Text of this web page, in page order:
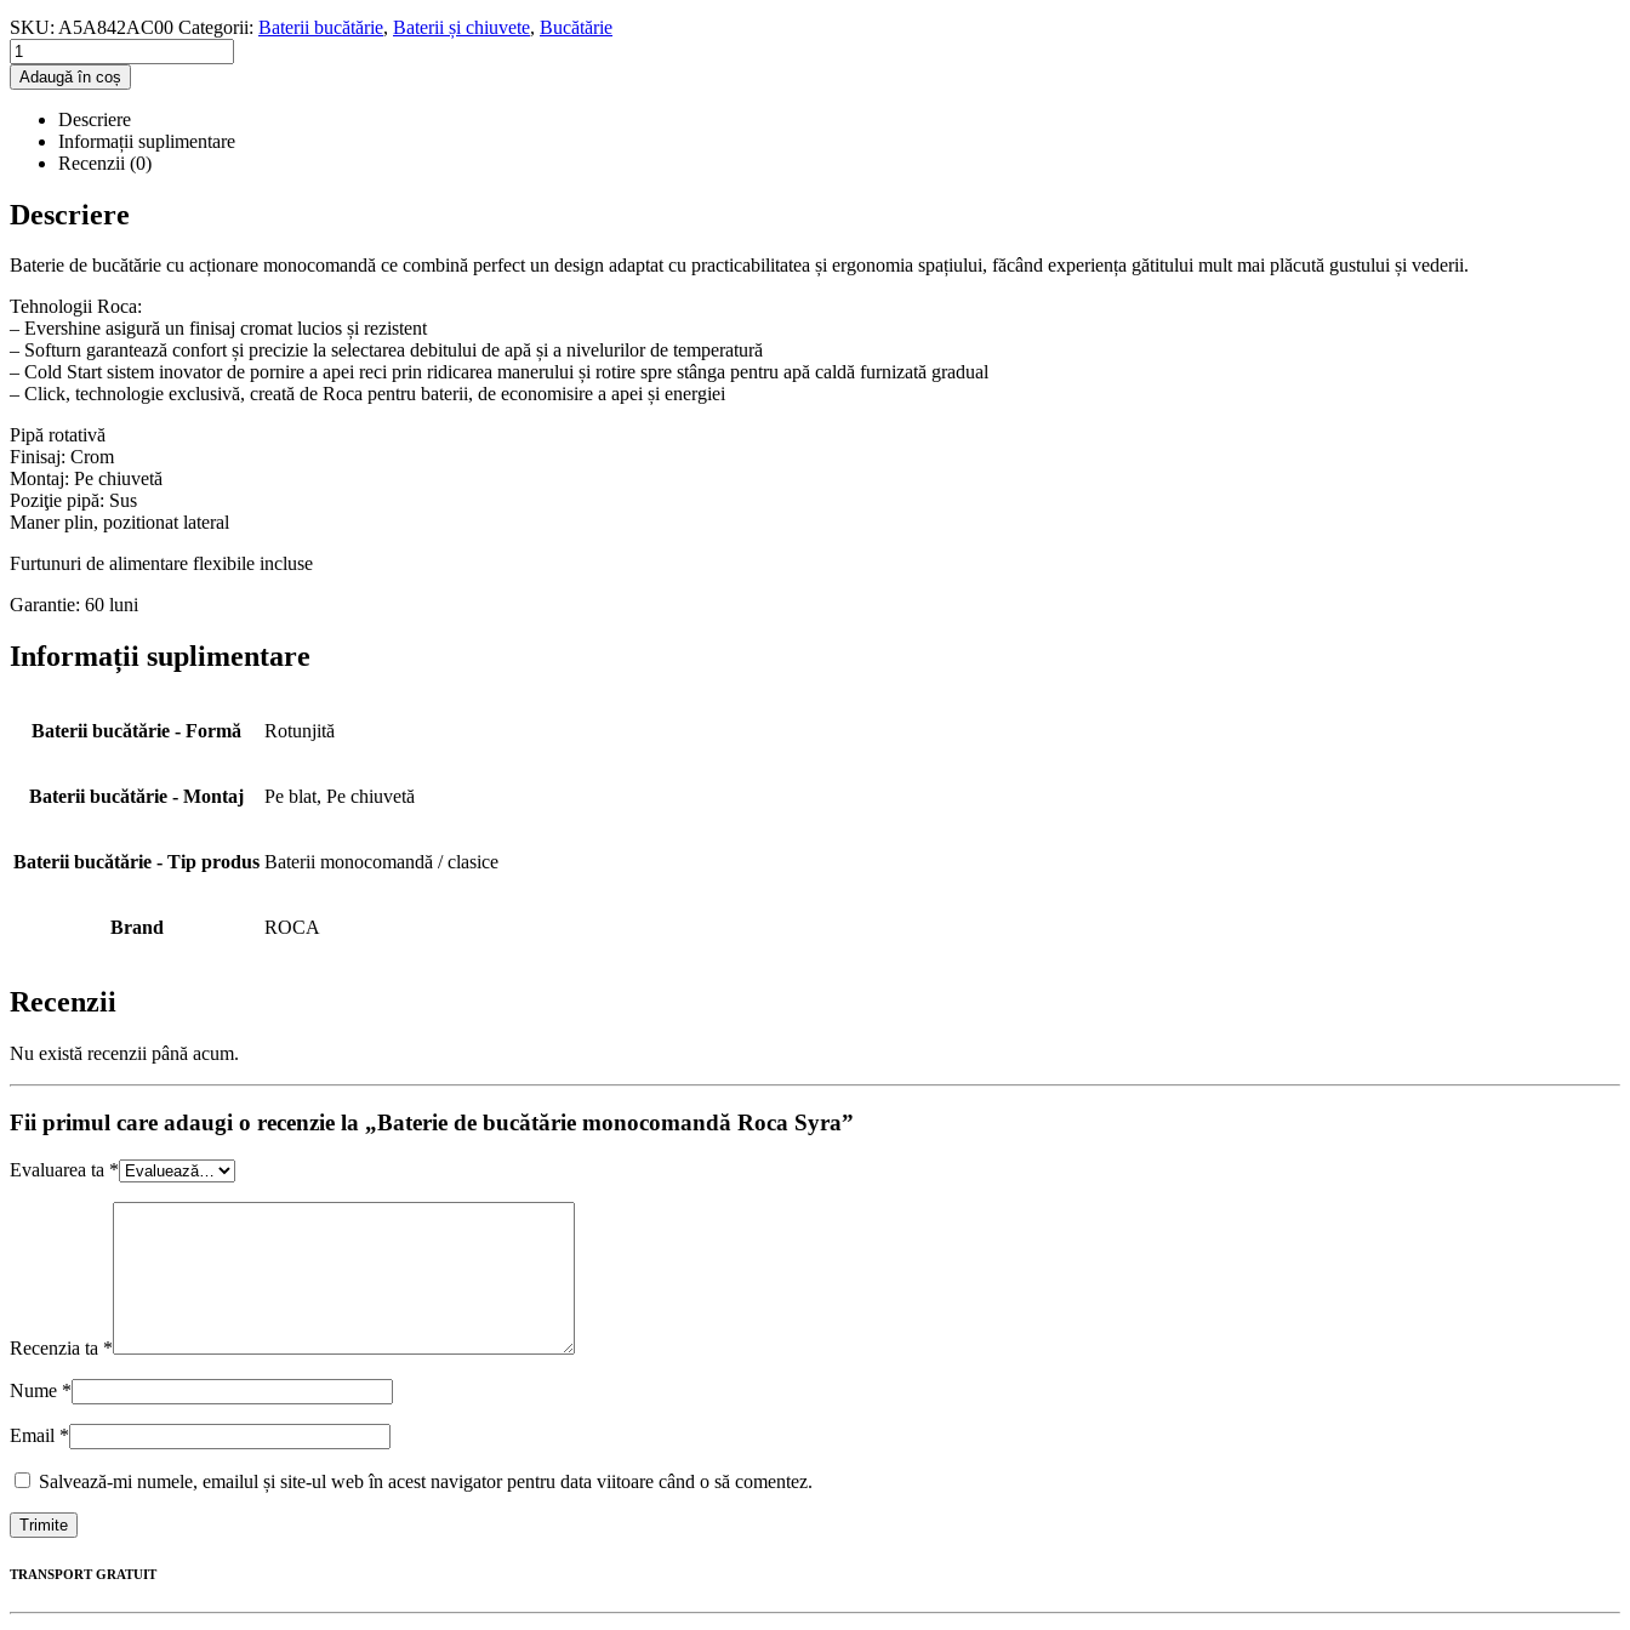
SKU: A5A842AC00 Categorii: Baterii bucătărie, Baterii și chiuvete, Bucătărie
Adaugă în coș
Descriere
Informații suplimentare
Recenzii (0)
Descriere
Baterie de bucătărie cu acționare monocomandă ce combină perfect un design adaptat cu practicabilitatea și ergonomia spațiului, făcând experiența gătitului mult mai plăcută gustului și vederii.
Tehnologii Roca:
– Evershine asigură un finisaj cromat lucios și rezistent
– Softurn garantează confort și precizie la selectarea debitului de apă și a nivelurilor de temperatură
– Cold Start sistem inovator de pornire a apei reci prin ridicarea manerului și rotire spre stânga pentru apă caldă furnizată gradual
– Click, technologie exclusivă, creată de Roca pentru baterii, de economisire a apei și energiei
Pipă rotativă
Finisaj: Crom
Montaj: Pe chiuvetă
Poziţie pipă: Sus
Maner plin, pozitionat lateral
Furtunuri de alimentare flexibile incluse
Garantie: 60 luni
Informații suplimentare
Baterii bucătărie - Formă Rotunjită
Baterii bucătărie - Montaj Pe blat, Pe chiuvetă
Baterii bucătărie - Tip produs Baterii monocomandă / clasice
Brand ROCA
Recenzii
Nu există recenzii până acum.
Fii primul care adaugi o recenzie la „Baterie de bucătărie monocomandă Roca Syra”
Evaluarea ta *
Recenzia ta *
Nume *
Email *
Salvează-mi numele, emailul și site-ul web în acest navigator pentru data viitoare când o să comentez.
TRANSPORT GRATUIT